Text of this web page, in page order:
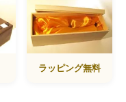
ラッピング無料